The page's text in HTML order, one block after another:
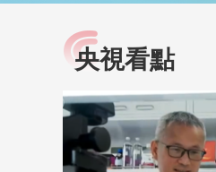
小央視頻
以更加貼近年輕人的視
角，有趣、有料、有故事
的方式解讀時代。
央視看點